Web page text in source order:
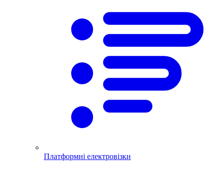
Платформні електровізки